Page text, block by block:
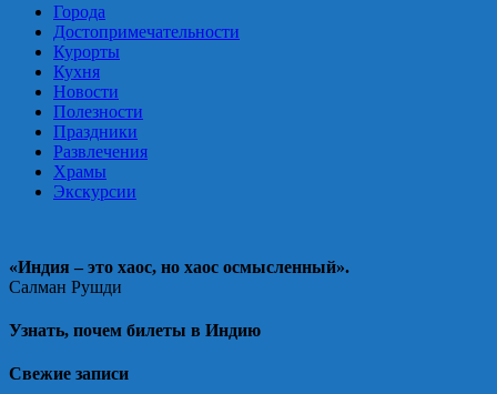
Города
Достопримечательности
Курорты
Кухня
Новости
Полезности
Праздники
Развлечения
Храмы
Экскурсии
«Индия – это хаос, но хаос осмысленный».
Салман Рушди
Узнать, почем билеты в Индию
Свежие записи